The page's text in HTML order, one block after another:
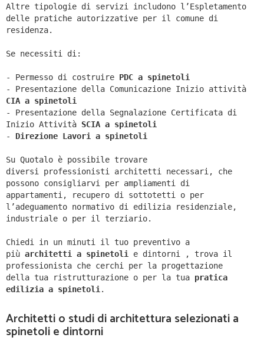
Altre tipologie di servizi includono l’Espletamento
delle pratiche autorizzative per il comune di
residenza.
Se necessiti di:
- Permesso di costruire PDC a spinetoli
- Presentazione della Comunicazione Inizio attività
CIA a spinetoli
- Presentazione della Segnalazione Certificata di
Inizio Attività SCIA a spinetoli
- Direzione Lavori a spinetoli
Su Quotalo è possibile trovare
diversi professionisti architetti necessari, che
possono consigliarvi per ampliamenti di
appartamenti, recupero di sottotetti o per
l’adeguamento normativo di edilizia residenziale,
industriale o per il terziario.
Chiedi in un minuti il tuo preventivo a
più architetti a spinetoli e dintorni ,
trova il
professionista che cerchi per la progettazione
della tua ristrutturazione o per la tua pratica
edilizia a spinetoli.
Architetti o studi di architettura selezionati a
spinetoli e dintorni